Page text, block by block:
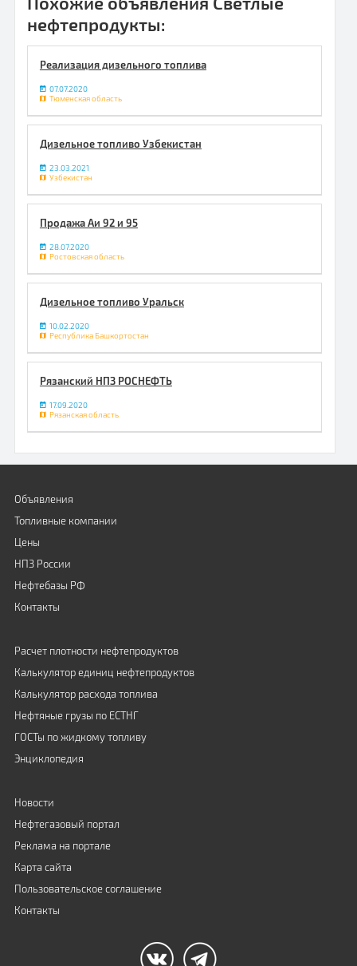
нефтепродукты:
Реализация дизельного топлива
07.07.2020
Тюменская область
Дизельное топливо Узбекистан
23.03.2021
Узбекистан
Продажа Аи 92 и 95
28.07.2020
Ростовская область
Дизельное топливо Уральск
10.02.2020
Республика Башкортостан
Рязанский НПЗ РОСНЕФТЬ
17.09.2020
Рязанская область
Объявления
Топливные компании
Цены
НПЗ России
Нефтебазы РФ
Контакты
Расчет плотности нефтепродуктов
Калькулятор единиц нефтепродуктов
Калькулятор расхода топлива
Нефтяные грузы по ЕСТНГ
ГОСТы по жидкому топливу
Энциклопедия
Новости
Нефтегазовый портал
Реклама на портале
Карта сайта
Пользовательское соглашение
Контакты